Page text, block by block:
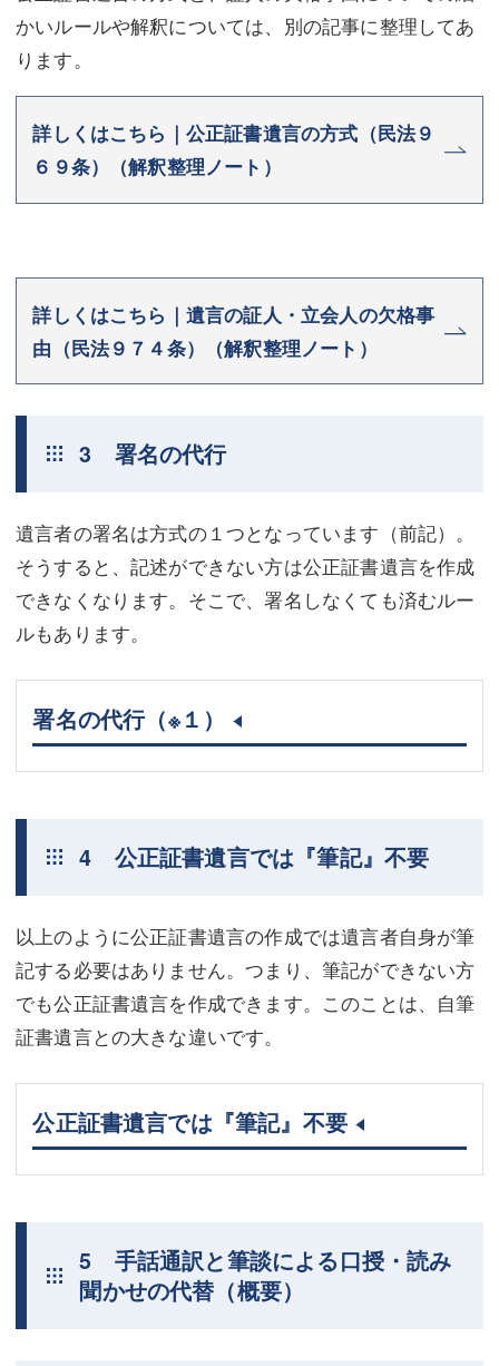
かいルールや解釈については、別の記事に整理してあ
ります。
詳しくはこちら｜公正証書遺言の方式（民法９
６９条）（解釈整理ノート）
詳しくはこちら｜遺言の証人・立会人の欠格事
由（民法９７４条）（解釈整理ノート）
3 署名の代行
遺言者の署名は方式の１つとなっています（前記）。
そうすると、記述ができない方は公正証書遺言を作成
できなくなります。そこで、署名しなくても済むルー
ルもあります。
署名の代行（※１）
4 公正証書遺言では『筆記』不要
以上のように公正証書遺言の作成では遺言者自身が筆
記する必要はありません。つまり、筆記ができない方
でも公正証書遺言を作成できます。このことは、自筆
証書遺言との大きな違いです。
公正証書遺言では『筆記』不要
5 手話通訳と筆談による口授・読み
聞かせの代替（概要）